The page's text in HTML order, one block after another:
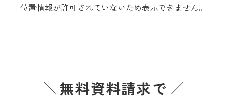
位置情報が許可されていないため表示できません。
無料資料請求で